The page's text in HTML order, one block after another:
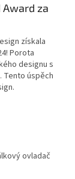
Award za
získala
Porota
designu s
Tento úspěch
ovladač